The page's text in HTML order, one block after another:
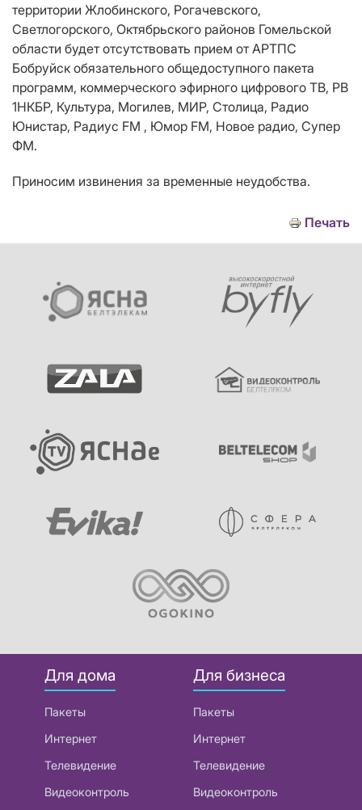
территории Жлобинского, Рогачевского,
Светлогорского, Октябрьского районов Гомельской
области будет отсутствовать прием от АРТПС
Бобруйск обязательного общедоступного пакета
программ, коммерческого эфирного цифрового ТВ, РВ
1НКБР, Культура, Могилев, МИР, Столица, Радио
Юнистар, Радиус FM , Юмор FM, Новое радио, Супер
ФМ.
Приносим извинения за временные неудобства.
Печать
Для дома
Пакеты
Интернет
Телевидение
Видеоконтроль
Для бизнеса
Пакеты
Интернет
Телевидение
Видеоконтроль